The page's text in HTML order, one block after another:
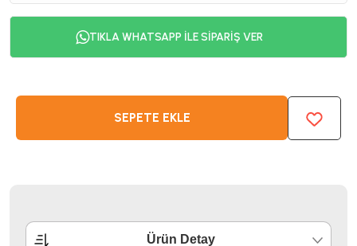
TIKLA WHATSAPP İLE SİPARİŞ VER
SEPETE EKLE
Ürün Detay